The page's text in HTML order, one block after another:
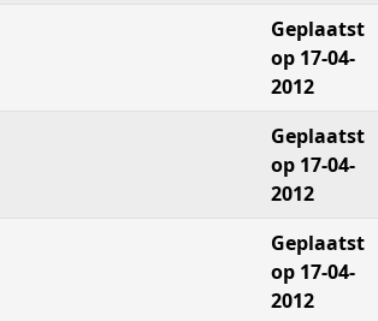
Geplaatst
op 17-04-
2012
Geplaatst
op 17-04-
2012
Geplaatst
op 17-04-
2012